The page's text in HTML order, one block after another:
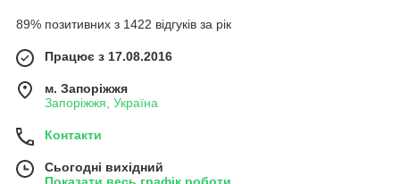
89% позитивних з 1422 відгуків за рік
Працює з 17.08.2016
м. Запоріжжя
Запоріжжя, Україна
Контакти
Сьогодні вихідний